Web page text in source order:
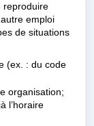
reproduire
emploi
de situations
(ex. : du code
organisation;
l’horaire